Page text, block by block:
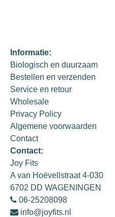
Informatie:
Biologisch en duurzaam
Bestellen en verzenden
Service en retour
Wholesale
Privacy Policy
Algemene voorwaarden
Contact
Contact:
Joy Fits
A van Hoëvellstraat 4-030
6702 DD WAGENINGEN
06-25208098
info@joyfits.nl